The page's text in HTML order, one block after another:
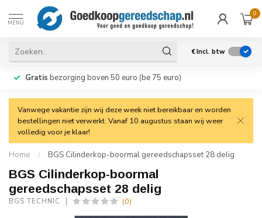
MENU
0
€Incl. btw
Gratis bezorging boven 50 euro (be 75 euro)
Vanwege vakantie zijn wij deze week niet bereikbaar en worden
bestellingen niet verwerkt. Vanaf 10 augustus staan wij weer
volledig voor je klaar!
Home / BGS Cilinderkop-boormal gereedschapsset 28 delig
BGS Cilinderkop-boormal
gereedschapsset 28 delig
BGS TECHNIC (0)